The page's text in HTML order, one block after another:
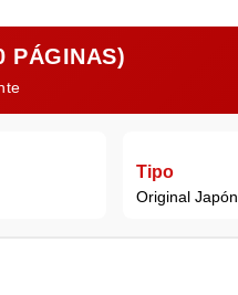
PÁGINAS)
Tipo
Original Japón